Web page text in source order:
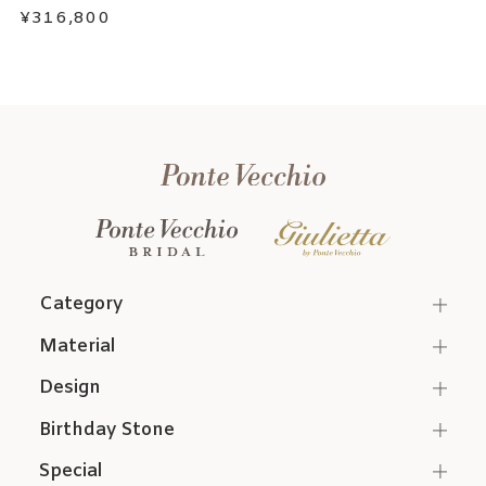
¥316,800
Category
Material
Design
Birthday Stone
Special